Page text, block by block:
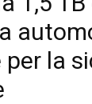
la